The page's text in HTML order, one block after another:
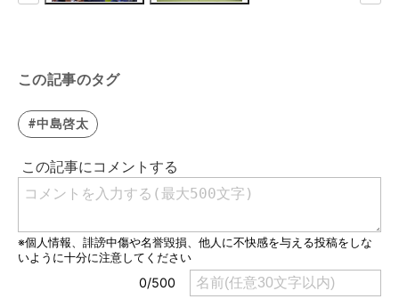
この記事のタグ
#中島啓太